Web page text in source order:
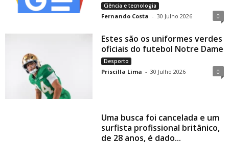
Ciência e tecnologia
Fernando Costa - 30 Julho 2026 0
Estes são os uniformes verdes
oficiais do futebol Notre Dame
Desporto
Priscilla Lima - 30 Julho 2026 0
Uma busca foi cancelada e um
surfista profissional britânico,
de 28 anos, é dado...